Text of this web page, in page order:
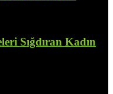
Sığdıran Kadın